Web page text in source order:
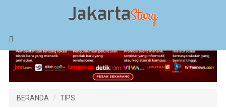
BERANDA TIPS